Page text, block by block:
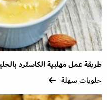
طريقة عمل مهلبية الكاسترد
حلويات سهلة